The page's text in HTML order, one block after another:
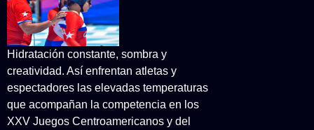
Hidratación constante, sombra y
creatividad. Así enfrentan atletas y
espectadores las elevadas temperaturas
que acompañan la competencia en los
XXV Juegos Centroamericanos y del